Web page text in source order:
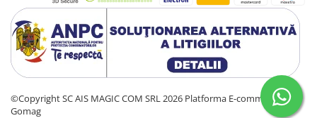
©Copyright SC AIS MAGIC COM SRL 2026 Platforma E-commerce by
Gomag